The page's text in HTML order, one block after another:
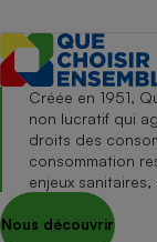
Créée en 1951,
non lucratif qui
droits des
consommation
enjeux
Nous découvrir